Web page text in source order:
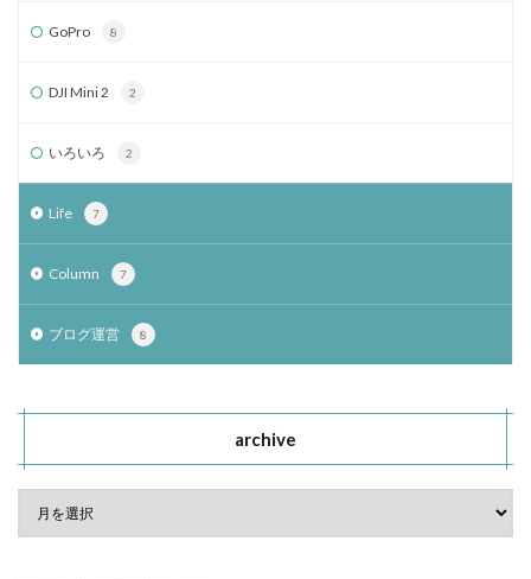
GoPro 8
DJI Mini 2 2
いろいろ 2
Life 7
Column 7
ブログ運営 8
archive